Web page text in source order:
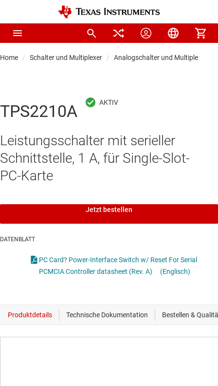
Home Schalter und Multiplexer Analogschalter und Multiplexer
TPS2210A
Leistungsschalter mit serieller
Schnittstelle, 1 A, für Single-Slot-
PC-Karte
Jetzt bestellen
DATENBLATT
PC Card? Power-Interface Switch w/ Reset For Serial
PCMCIA Controller datasheet (Rev. A)
(Englisch)